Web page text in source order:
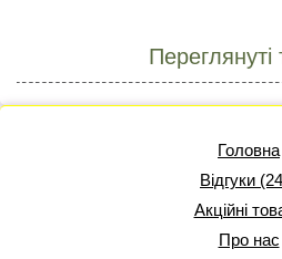
Переглянуті
Головна
Відгуки
Акційні
Про нас